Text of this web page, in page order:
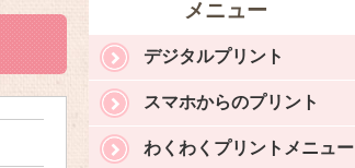
メニュー
デジタルプリント
スマホからのプリント
わくわくプリントメニュー